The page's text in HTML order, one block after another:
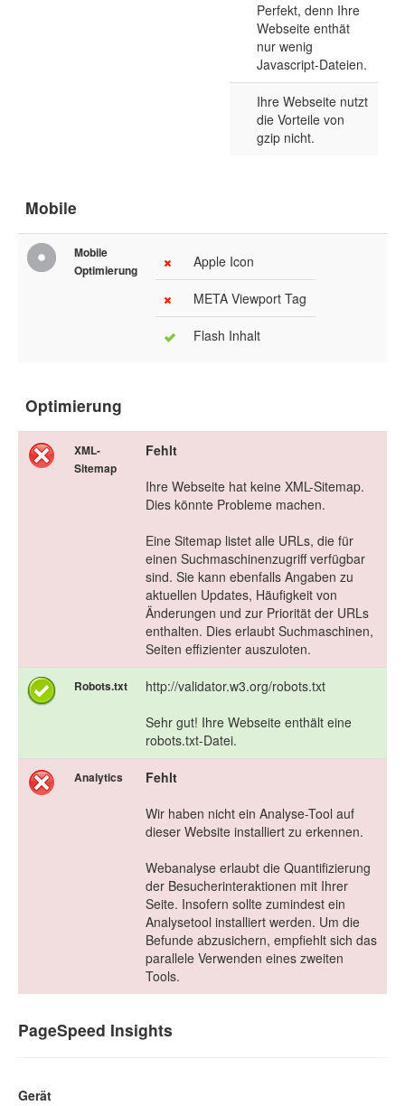
Perfekt, denn Ihre
Webseite enthät
nur wenig
Javascript-Dateien.
Ihre Webseite nutzt
die Vorteile von
gzip nicht.
Mobile
Mobile
Optimierung
Apple Icon
META Viewport Tag
Flash Inhalt
Optimierung
XML-
Sitemap
Fehlt
Ihre Webseite hat keine XML-Sitemap.
Dies könnte Probleme machen.
Eine Sitemap listet alle URLs, die für
einen Suchmaschinenzugriff verfügbar
sind. Sie kann ebenfalls Angaben zu
aktuellen Updates, Häufigkeit von
Änderungen und zur Priorität der URLs
enthalten. Dies erlaubt Suchmaschinen,
Seiten effizienter auszuloten.
Robots.txt
http://validator.w3.org/robots.txt
Sehr gut! Ihre Webseite enthält eine
robots.txt-Datei.
Analytics
Fehlt
Wir haben nicht ein Analyse-Tool auf
dieser Website installiert zu erkennen.
Webanalyse erlaubt die Quantifizierung
der Besucherinteraktionen mit Ihrer
Seite. Insofern sollte zumindest ein
Analysetool installiert werden. Um die
Befunde abzusichern, empfiehlt sich das
parallele Verwenden eines zweiten
Tools.
PageSpeed Insights
Gerät